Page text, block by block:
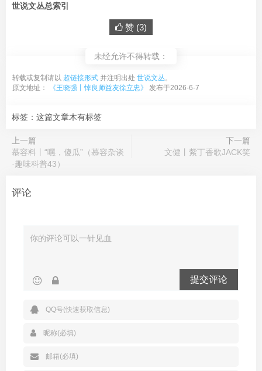
世说文丛总索引
赞 (3)
未经允许不得转载：
转载或复制请以 超链接形式 并注明出处 世说文丛。
原文地址：
《王晓强丨悼良师益友徐立忠》 发布于2026-6-7
标签：这篇文章木有标签
上一篇
慕容料丨“嘿，傻瓜”（慕容杂谈
·趣味科普43）
下一篇
文健丨紫丁香歌JACK笑
评论
提交评论